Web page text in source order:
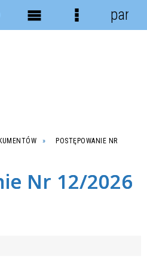
POSTĘPOWANIE NR
Nr 12/2026
Menu
Menu
panel